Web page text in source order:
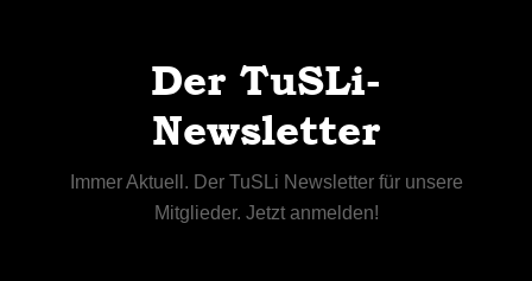
Der TuSLi-
Newsletter
Immer Aktuell. Der TuSLi Newsletter für unsere
Mitglieder. Jetzt anmelden!